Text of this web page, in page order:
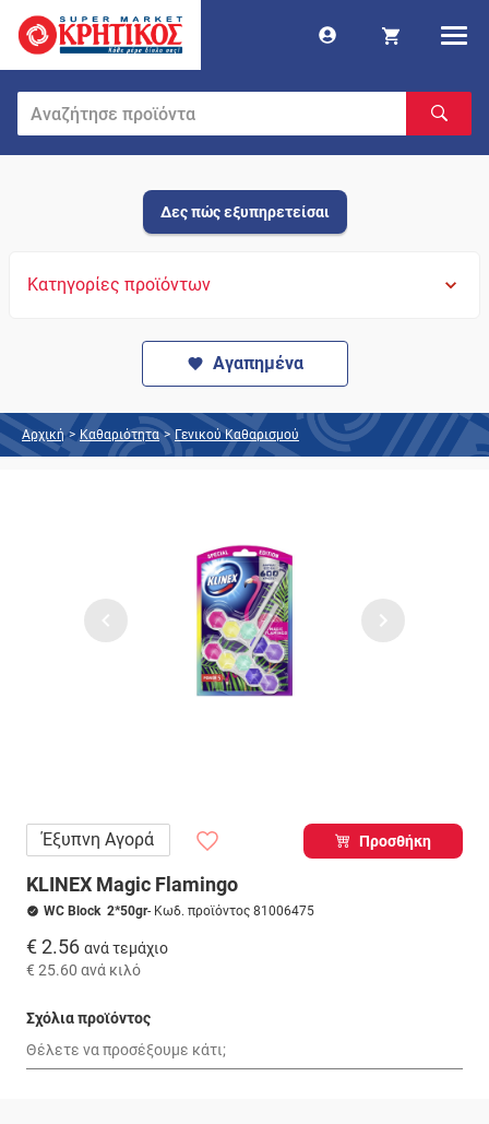
Δες πώς εξυπηρετείσαι
Κατηγορίες προϊόντων
Αγαπημένα
Αρχική > Καθαριότητα > Γενικού Καθαρισμού
Έξυπνη Αγορά Προσθήκη
KLINEX Magic Flamingo
WC Block 2*50gr- Κωδ. προϊόντος 81006475
€ 2.56 ανά τεμάχιο
€ 25.60 ανά κιλό
Σχόλια προϊόντος